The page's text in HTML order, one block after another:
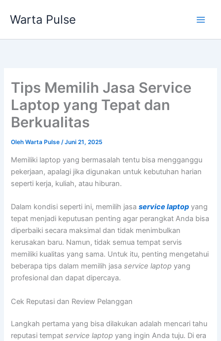
Warta Pulse
Tips Memilih Jasa Service
Laptop yang Tepat dan
Berkualitas
OlehWarta Pulse/Juni 21, 2025
Memiliki laptop yang bermasalah tentu bisa mengganggu
pekerjaan, apalagi jika digunakan untuk kebutuhan harian
seperti kerja, kuliah, atau hiburan.
Dalam kondisi seperti ini, memilih jasaservice laptop yang
tepat menjadi keputusan penting agar perangkat Anda bisa
diperbaiki secara maksimal dan tidak menimbulkan
kerusakan baru. Namun, tidak semua tempat servis
memiliki kualitas yang sama. Untuk itu, penting mengetahui
beberapa tips dalam memilih jasaservice laptop yang
profesional dan dapat dipercaya.
Cek Reputasi dan Review Pelanggan
Langkah pertama yang bisa dilakukan adalah mencari tahu
reputasi tempatservice laptop yang ingin Anda tuju. Di era